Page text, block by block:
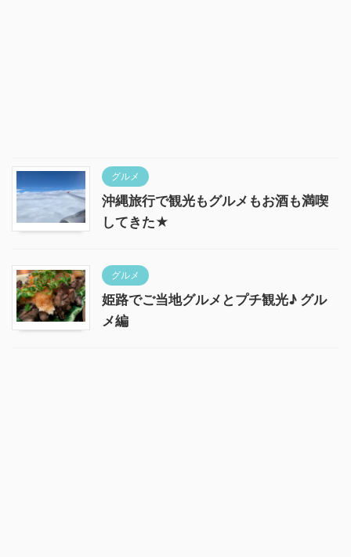
グルメ
沖縄旅行で観光もグルメもお酒も満喫
してきた★
グルメ
姫路でご当地グルメとプチ観光♪ グル
メ編